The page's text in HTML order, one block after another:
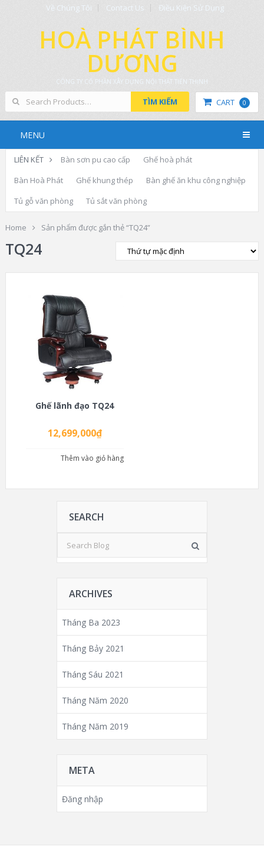
Về Chúng Tôi Contact Us Điều Kiện Sử Dụng
HOÀ PHÁT BÌNH
DƯƠNG
CÔNG TY CỔ PHẦN XÂY DỰNG NỘI THẤT TIẾN THỊNH
CART 0
TÌM KIẾM
MENU
LIÊN KẾT Bàn sơn pu cao cấp
Ghế hoà phát
Bàn Hoà Phát
Ghế khung thép
Bàn ghế ăn khu công nghiệp
Tủ gỗ văn phòng
Tủ sắt văn phòng
Home Sản phẩm được gắn thẻ “TQ24”
TQ24
Ghế lãnh đạo TQ24
12,699,000₫
Thêm vào giỏ hàng
SEARCH
ARCHIVES
Tháng Ba 2023
Tháng Bảy 2021
Tháng Sáu 2021
Tháng Năm 2020
Tháng Năm 2019
META
Đăng nhập